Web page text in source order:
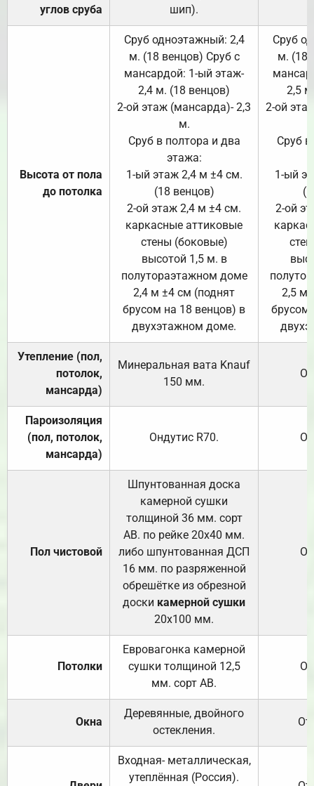
углов сруба
шип).
Высота от пола
до потолка
Сруб одноэтажный: 2,4
м. (18 венцов) Сруб с
мансардой: 1-ый этаж-
2,4 м. (18 венцов)
2-ой этаж (мансарда)- 2,3
м.
Сруб в полтора и два
этажа:
1-ый этаж 2,4 м ±4 см.
(18 венцов)
2-ой этаж 2,4 м ±4 см.
каркасные аттиковые
стены (боковые)
высотой 1,5 м. в
полутораэтажном доме
2,4 м ±4 см (поднят
брусом на 18 венцов) в
двухэтажном доме.
Сруб
м. (18
2,5
2-ой
Сруб
1-ый
2-ой
2,5 м
брусом
Утепление (пол,
потолок,
мансарда)
Минеральная вата Knauf
150 мм.
Пароизоляция
(пол, потолок,
мансарда)
Ондутис R70.
Пол чистовой
Шпунтованная доска
камерной сушки
толщиной 36 мм. сорт
АВ. по рейке 20х40 мм.
либо шпунтованная ДСП
16 мм. по разряженной
обрешётке из обрезной
доски камерной сушки
20х100 мм.
Потолки
Евровагонка камерной
сушки толщиной 12,5
мм. сорт АВ.
Окна
Деревянные, двойного
остекления.
Входная- металлическая,
утеплённая (Россия).